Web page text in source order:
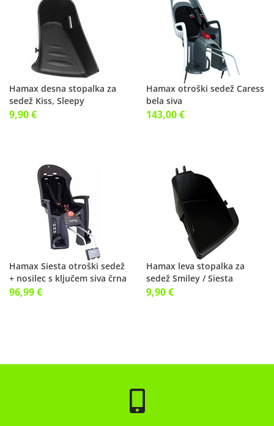
Hamax desna stopalka za
sedež Kiss, Sleepy
9,90 €
Hamax otroški sedež Caress
bela siva
143,00 €
Hamax Siesta otroški sedež
+ nosilec s ključem siva črna
p.
96,99 €
Hamax leva stopalka za
sedež Smiley / Siesta
9,90 €